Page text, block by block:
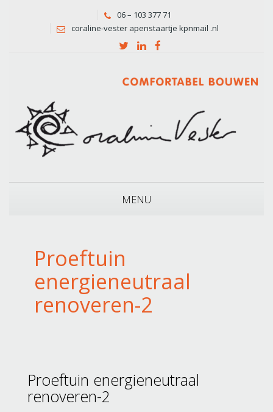
06 – 103 377 71
coraline-vester apenstaartje kpnmail .nl
MENU
Proeftuin
energieneutraal
renoveren-2
Proeftuin energieneutraal
renoveren-2